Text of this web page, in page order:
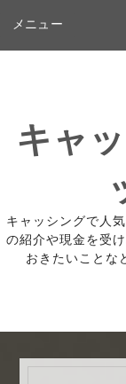
ン
プ
メニュー
キャ
キャッシングで人
の紹介や現金を受
おきたいことな